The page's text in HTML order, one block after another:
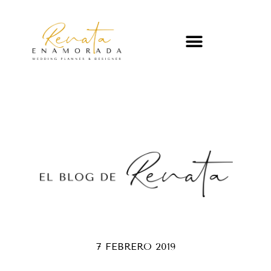
7 FEBRERO 2019